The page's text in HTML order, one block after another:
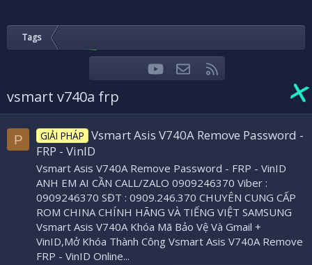
Tags
FacebookTwitteryoutubeLiên hệ
vsmart v740a frp
P GIẢI PHÁP Vsmart Asis V740A Remove Password -
FRP - VinID
Vsmart Asis V740A Remove Password - FRP - VinID
ANH EM AI CẦN CALL/ZALO 0909246370 Viber :
0909246370 SĐT : 0909.246.370 CHUYÊN CUNG CẤP
ROM CHINA CHÍNH HÃNG VÀ TIẾNG VIỆT SAMSUNG
Vsmart Asis V740A Khóa Mã Bảo Vệ Và Gmail +
VinID,Mở Khóa Thành Công Vsmart Asis V740A Remove
FRP - VinID Online...